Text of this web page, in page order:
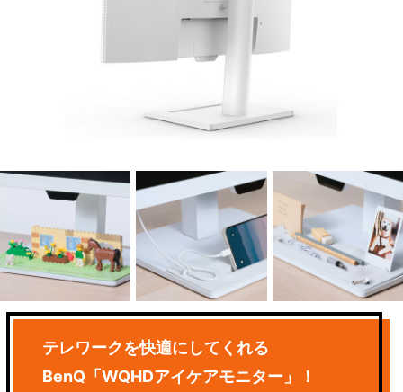
テレワークを快適にしてくれる
BenQ「WQHDアイケアモニター」！